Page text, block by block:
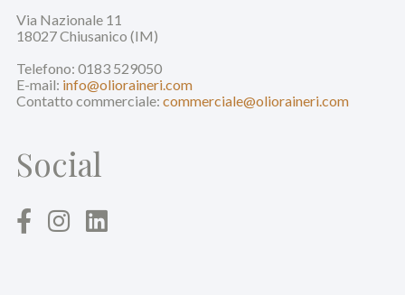
Via Nazionale 11
18027 Chiusanico (IM)
Telefono: 0183 529050
E-mail: info@olioraineri.com
Contatto commerciale: commerciale@olioraineri.com
Social